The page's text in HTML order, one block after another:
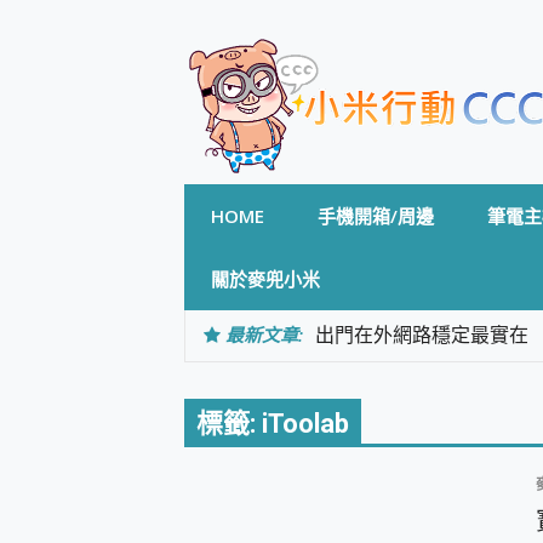
HOME 手機開箱/周邊 筆電
關於麥兜小米
最新文章: 出門在外網路穩定最實在
專為 PC上的 XBOX和掌機
台灣製攝影機在這裡，
電力超超超持久 MSI 微
超懂拍、耐用 AI 街拍機
標籤: iToolab